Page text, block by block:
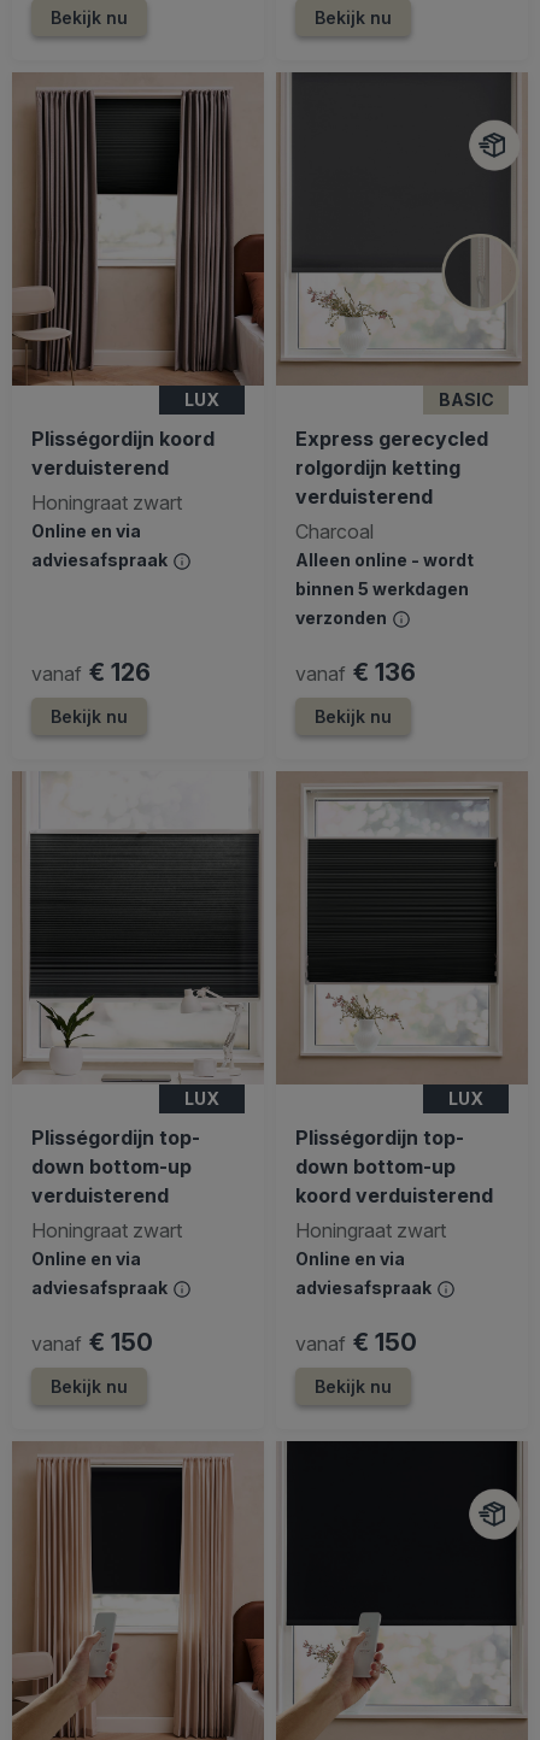
Bekijk nu Bekijk nu
LUX
Plisségordijn koord
verduisterend
Honingraat zwart
Online en via
adviesafspraak
vanaf € 126
Bekijk nu
BASIC
Express gerecycled
rolgordijn ketting
verduisterend
Charcoal
Alleen online - wordt
binnen 5 werkdagen
verzonden
vanaf € 136
Bekijk nu
LUX
Plisségordijn top-
down bottom-up
verduisterend
Honingraat zwart
Online en via
adviesafspraak
vanaf € 150
Bekijk nu
LUX
Plisségordijn top-
down bottom-up
koord verduisterend
Honingraat zwart
Online en via
adviesafspraak
vanaf € 150
Bekijk nu